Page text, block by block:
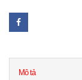
Mô tả